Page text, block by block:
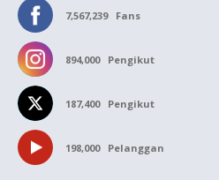
7,567,239 Fans
894,000 Pengikut
187,400 Pengikut
198,000 Pelanggan